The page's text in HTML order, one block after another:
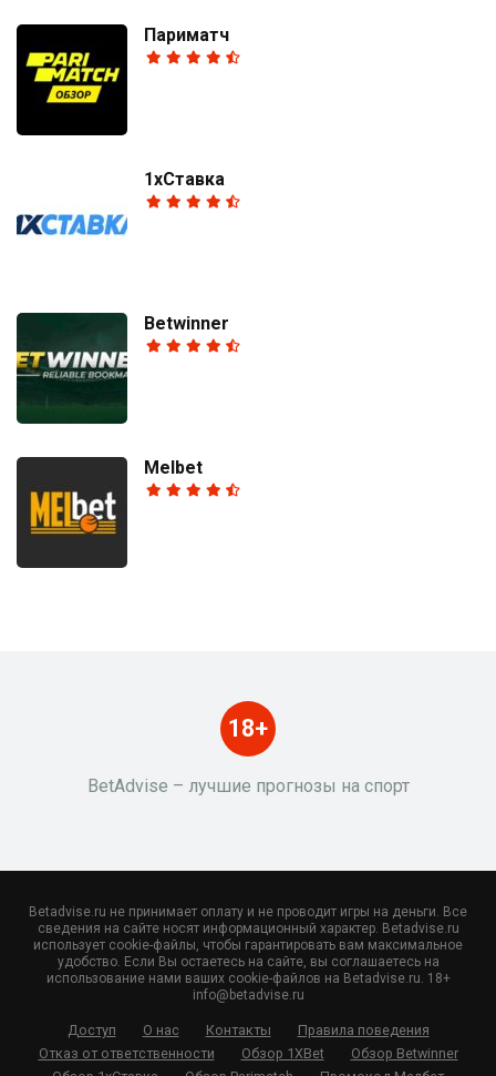
Париматч
1хСтавка
Betwinner
Melbet
BetAdvise – лучшие прогнозы на спорт
18+
Betadvise.ru не принимает оплату и не проводит игры на деньги. Все
сведения на сайте носят информационный характер. Betadvise.ru
использует cookie-файлы, чтобы гарантировать вам максимальное
удобство. Если Вы остаетесь на сайте, вы соглашаетесь на
использование нами ваших cookie-файлов на Betadvise.ru. 18+
info@betadvise.ru
Доступ О нас Контакты
Правила поведения
Отказ от ответственности
Обзор 1XBet
Обзор Betwinner